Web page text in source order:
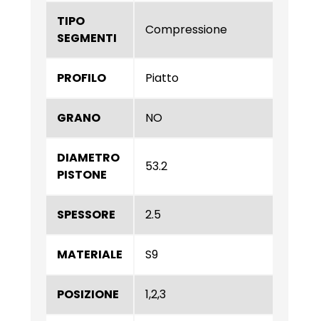
TIPO
SEGMENTI
Compressione
PROFILO Piatto
GRANO NO
DIAMETRO
PISTONE
53.2
SPESSORE 2.5
MATERIALE S9
POSIZIONE 1,2,3